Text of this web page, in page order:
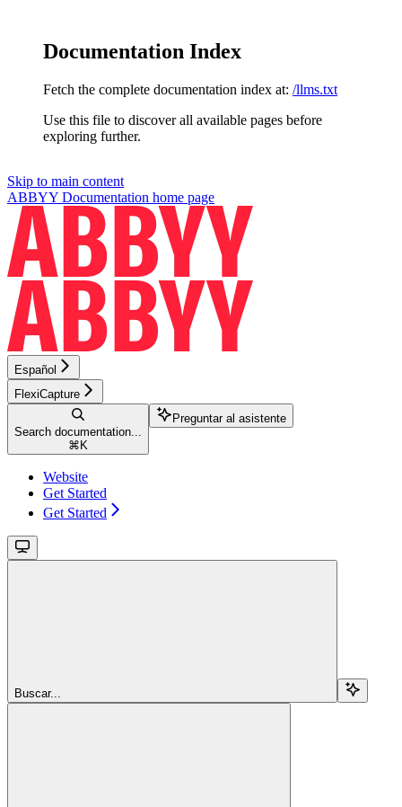
Documentation Index
Fetch the complete documentation index at: /llms.txt
Use this file to discover all available pages before
exploring further.
Skip to main content
ABBYY Documentation home page
Español
FlexiCapture
Search documentation...
⌘ K
Preguntar al asistente
Website
Get Started
Get Started
Buscar...